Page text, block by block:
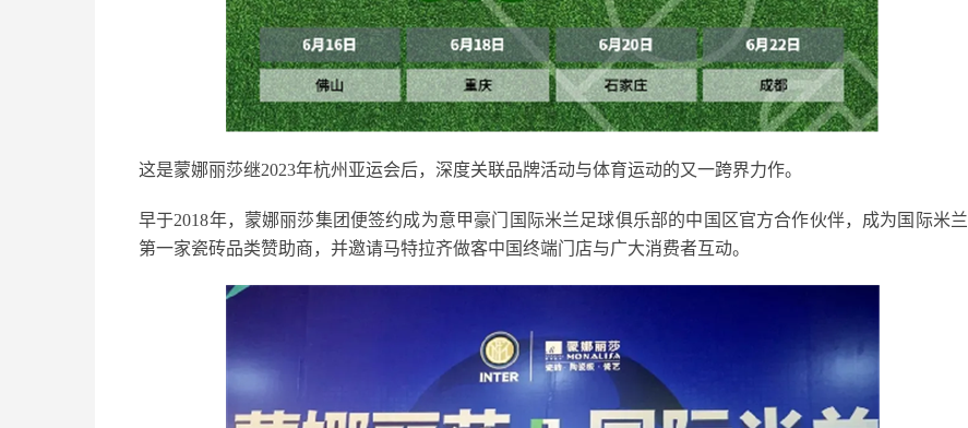
这是蒙娜丽莎继2023年杭州亚运会后，深度关联品牌活动与体育运动的又一跨界力作。
早于2018年，蒙娜丽莎集团便签约成为意甲豪门国际米兰足球俱乐部的中国区官方合作伙伴，成为国际米兰
第一家瓷砖品类赞助商，并邀请马特拉齐做客中国终端门店与广大消费者互动。